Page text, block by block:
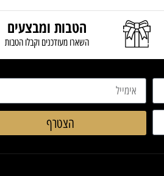
הטבות ומבצעים
השארו מעודכנים וקבלו הטבות
הצטרף